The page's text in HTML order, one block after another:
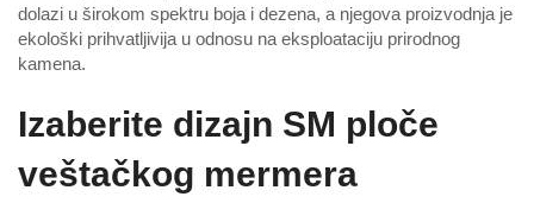
dolazi u širokom spektru boja i dezena, a njegova proizvodnja je
ekološki prihvatljivija u odnosu na eksploataciju prirodnog
kamena.
Izaberite dizajn SM ploče
veštačkog mermera